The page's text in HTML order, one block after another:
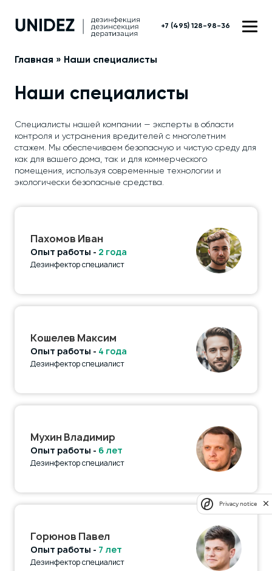
+7 (495) 128-98-36
Главная » Наши специалисты
Наши специалисты
Специалисты нашей компании — эксперты в области
контроля и устранения вредителей с многолетним
стажем. Мы обеспечиваем безопасную и чистую среду для
как для вашего дома, так и для коммерческого
помещения, используя современные технологии и
экологически безопасные средства.
Пахомов Иван
Опыт работы - 2 года
Дезинфектор специалист
Кошелев Максим
Опыт работы - 4 года
Дезинфектор специалист
Мухин Владимир
Опыт работы - 6 лет
Дезинфектор специалист
Горюнов Павел
Опыт работы - 7 лет
Дезинфектор специалист
Privacy notice